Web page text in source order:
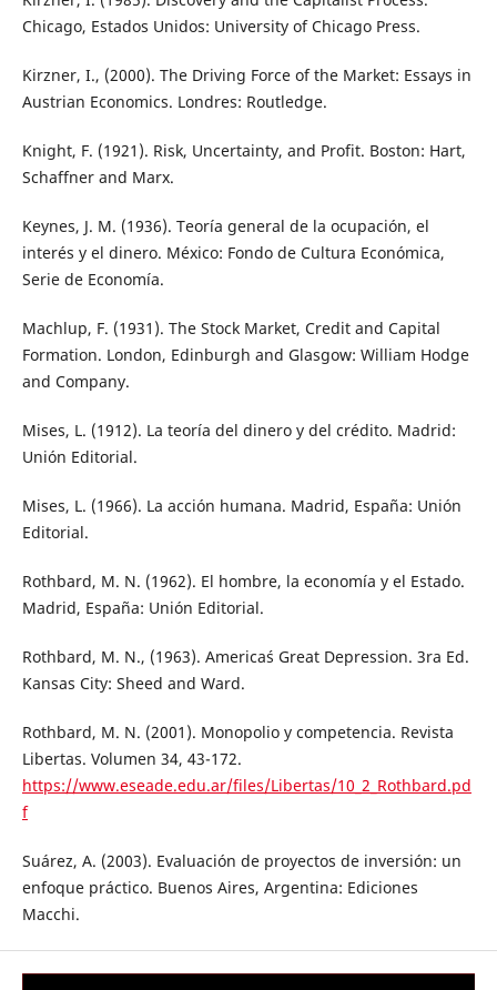
Chicago, Estados Unidos: University of Chicago Press.
Kirzner, I., (2000). The Driving Force of the Market: Essays in
Austrian Economics. Londres: Routledge.
Knight, F. (1921). Risk, Uncertainty, and Profit. Boston: Hart,
Schaffner and Marx.
Keynes, J. M. (1936). Teoría general de la ocupación, el
interés y el dinero. México: Fondo de Cultura Económica,
Serie de Economía.
Machlup, F. (1931). The Stock Market, Credit and Capital
Formation. London, Edinburgh and Glasgow: William Hodge
and Company.
Mises, L. (1912). La teoría del dinero y del crédito. Madrid:
Unión Editorial.
Mises, L. (1966). La acción humana. Madrid, España: Unión
Editorial.
Rothbard, M. N. (1962). El hombre, la economía y el Estado.
Madrid, España: Unión Editorial.
Rothbard, M. N., (1963). America´s Great Depression. 3ra Ed.
Kansas City: Sheed and Ward.
Rothbard, M. N. (2001). Monopolio y competencia. Revista
Libertas. Volumen 34, 43-172.
https://www.eseade.edu.ar/files/Libertas/10_2_Rothbard.pd
f
Suárez, A. (2003). Evaluación de proyectos de inversión: un
enfoque práctico. Buenos Aires, Argentina: Ediciones
Macchi.